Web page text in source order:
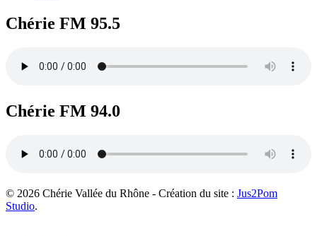
Chérie FM 95.5
Chérie FM 94.0
© 2026 Chérie Vallée du Rhône - Création du site : Jus2Pom
Studio.